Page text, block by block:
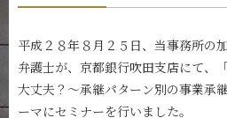
平成２８年８月２５日、当事務所の
弁護士が、京都銀行吹田支店にて、
大丈夫？～承継パターン別の事業承
ーマにセミナーを行いました。